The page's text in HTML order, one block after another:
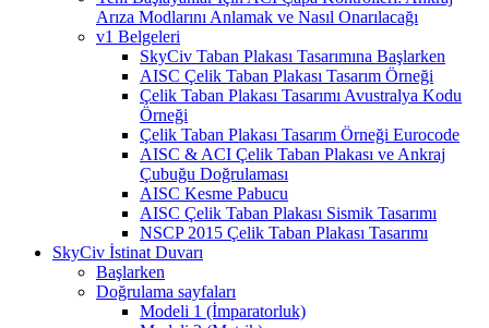
Arıza Modlarını Anlamak ve Nasıl Onarılacağı
v1 Belgeleri
SkyCiv Taban Plakası Tasarımına Başlarken
AISC Çelik Taban Plakası Tasarım Örneği
Çelik Taban Plakası Tasarımı Avustralya Kodu
Örneği
Çelik Taban Plakası Tasarım Örneği Eurocode
AISC & ACI Çelik Taban Plakası ve Ankraj
Çubuğu Doğrulaması
AISC Kesme Pabucu
AISC Çelik Taban Plakası Sismik Tasarımı
NSCP 2015 Çelik Taban Plakası Tasarımı
SkyCiv İstinat Duvarı
Başlarken
Doğrulama sayfaları
Modeli 1 (İmparatorluk)